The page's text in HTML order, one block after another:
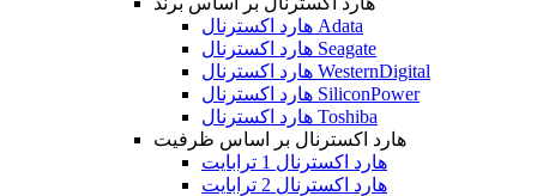
هارد اکسترنال Adata
هارد اکسترنال Seagate
هارد اکسترنال WesternDigital
هارد اکسترنال SiliconPower
هارد اکسترنال Toshiba
هارد اکسترنال بر اساس ظرفیت
هارد اکسترنال 1 ترابایت
هارد اکسترنال 2 ترابایت